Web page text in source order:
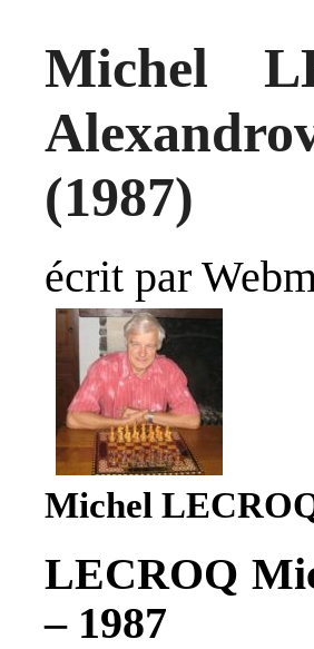
Michel
(1987)
écrit par
Michel
LECROQ
– 1987